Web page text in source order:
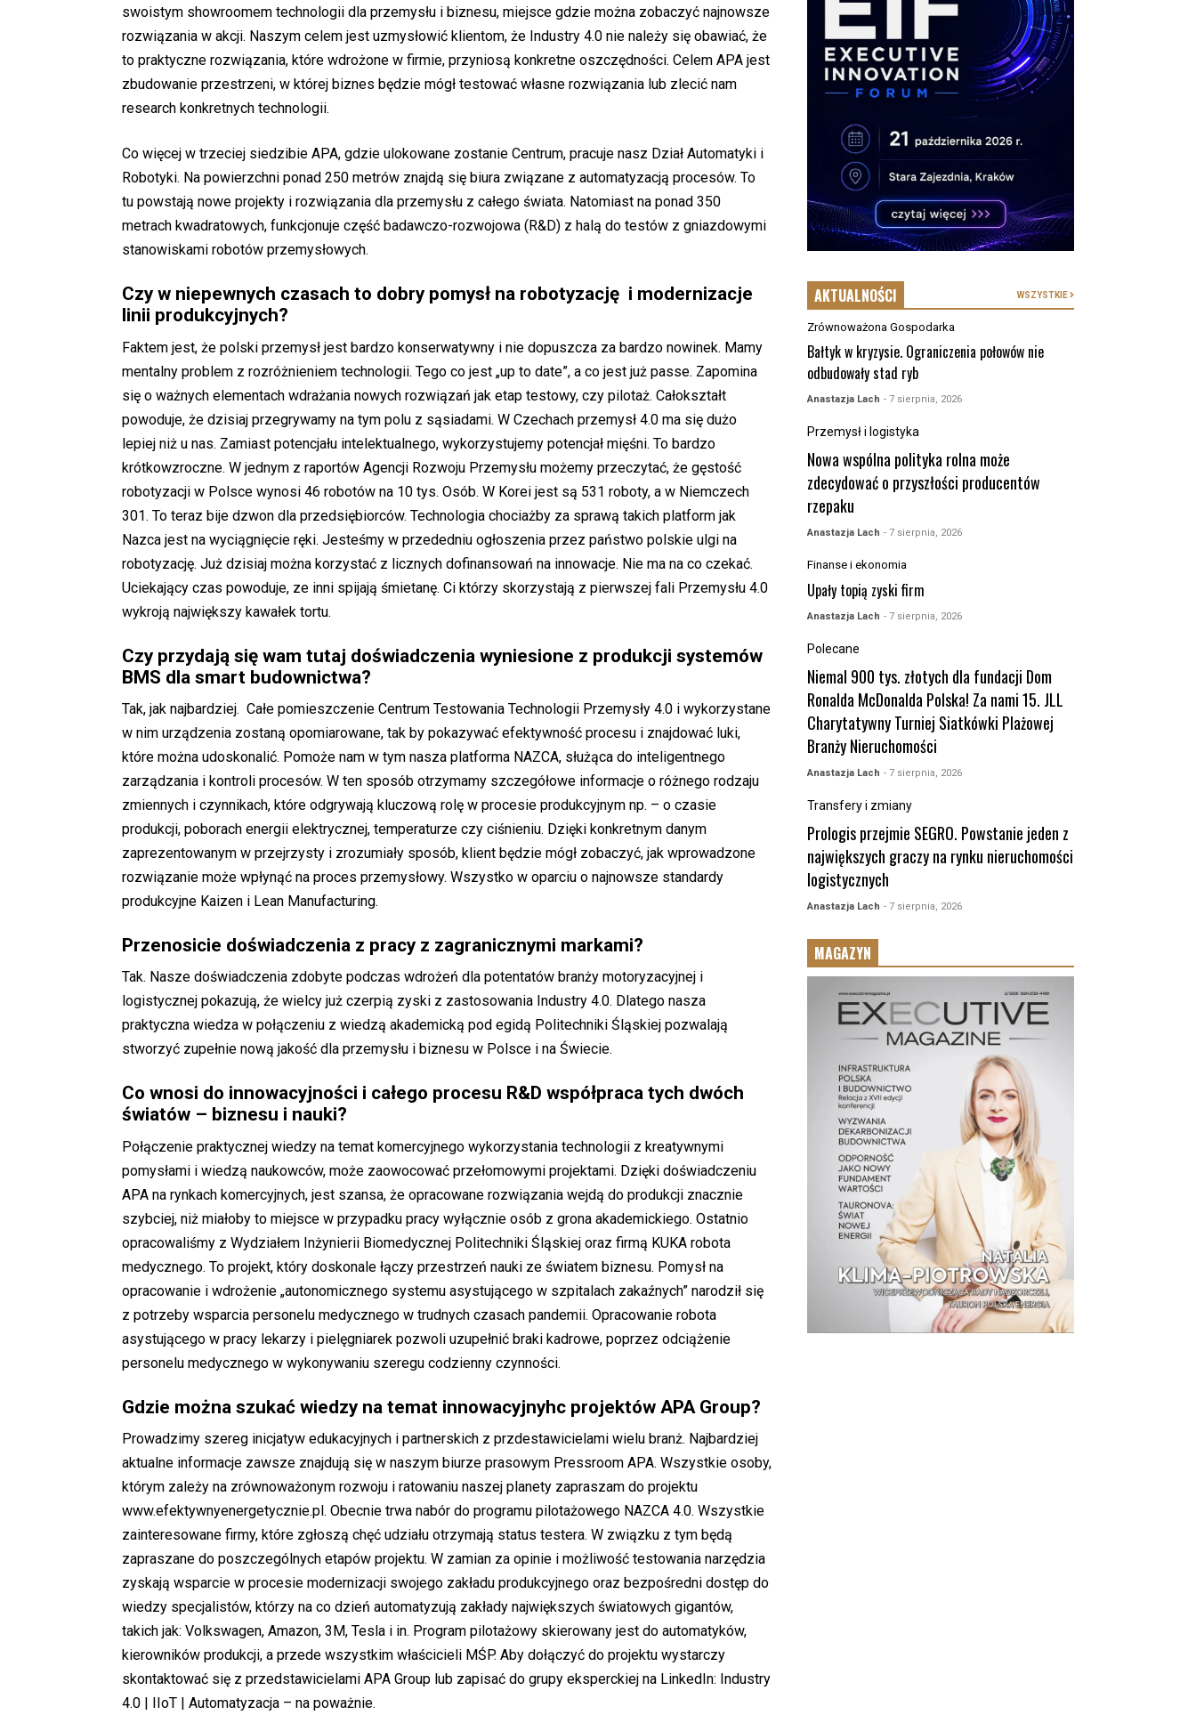
swoistym showroomem technologii dla przemysłu i biznesu, miejsce gdzie można zobaczyć najnowsze
rozwiązania w akcji. Naszym celem jest uzmysłowić klientom, że Industry 4.0 nie należy się obawiać, że
to praktyczne rozwiązania, które wdrożone w firmie, przyniosą konkretne oszczędności. Celem APA jest
zbudowanie przestrzeni, w której biznes będzie mógł testować własne rozwiązania lub zlecić nam
research konkretnych technologii.
Co więcej w trzeciej siedzibie APA, gdzie ulokowane zostanie Centrum, pracuje nasz Dział Automatyki i
Robotyki. Na powierzchni ponad 250 metrów znajdą się biura związane z automatyzacją procesów. To
tu powstają nowe projekty i rozwiązania dla przemysłu z całego świata. Natomiast na ponad 350
metrach kwadratowych, funkcjonuje część badawczo-rozwojowa (R&D) z halą do testów z gniazdowymi
stanowiskami robotów przemysłowych.
Czy w niepewnych czasach to dobry pomysł na robotyzację i modernizacje
linii produkcyjnych?
Faktem jest, że polski przemysł jest bardzo konserwatywny i nie dopuszcza za bardzo nowinek. Mamy
mentalny problem z rozróżnieniem technologii. Tego co jest „up to date”, a co jest już passe. Zapomina
się o ważnych elementach wdrażania nowych rozwiązań jak etap testowy, czy pilotaż. Całokształt
powoduje, że dzisiaj przegrywamy na tym polu z sąsiadami. W Czechach przemysł 4.0 ma się dużo
lepiej niż u nas. Zamiast potencjału intelektualnego, wykorzystujemy potencjał mięśni. To bardzo
krótkowzroczne. W jednym z raportów Agencji Rozwoju Przemysłu możemy przeczytać, że gęstość
robotyzacji w Polsce wynosi 46 robotów na 10 tys. Osób. W Korei jest są 531 roboty, a w Niemczech
301. To teraz bije dzwon dla przedsiębiorców. Technologia chociażby za sprawą takich platform jak
Nazca jest na wyciągnięcie ręki. Jesteśmy w przededniu ogłoszenia przez państwo polskie ulgi na
robotyzację. Już dzisiaj można korzystać z licznych dofinansowań na innowacje. Nie ma na co czekać.
Uciekający czas powoduje, ze inni spijają śmietanę. Ci którzy skorzystają z pierwszej fali Przemysłu 4.0
wykroją największy kawałek tortu.
Czy przydają się wam tutaj doświadczenia wyniesione z produkcji systemów
BMS dla smart budownictwa?
Tak, jak najbardziej. Całe pomieszczenie Centrum Testowania Technologii Przemysły 4.0 i wykorzystane
w nim urządzenia zostaną opomiarowane, tak by pokazywać efektywność procesu i znajdować luki,
które można udoskonalić. Pomoże nam w tym nasza platforma NAZCA, służąca do inteligentnego
zarządzania i kontroli procesów. W ten sposób otrzymamy szczegółowe informacje o różnego rodzaju
zmiennych i czynnikach, które odgrywają kluczową rolę w procesie produkcyjnym np. – o czasie
produkcji, poborach energii elektrycznej, temperaturze czy ciśnieniu. Dzięki konkretnym danym
zaprezentowanym w przejrzysty i zrozumiały sposób, klient będzie mógł zobaczyć, jak wprowadzone
rozwiązanie może wpłynąć na proces przemysłowy. Wszystko w oparciu o najnowsze standardy
produkcyjne Kaizen i Lean Manufacturing.
Przenosicie doświadczenia z pracy z zagranicznymi markami?
Tak. Nasze doświadczenia zdobyte podczas wdrożeń dla potentatów branży motoryzacyjnej i
logistycznej pokazują, że wielcy już czerpią zyski z zastosowania Industry 4.0. Dlatego nasza
praktyczna wiedza w połączeniu z wiedzą akademicką pod egidą Politechniki Śląskiej pozwalają
stworzyć zupełnie nową jakość dla przemysłu i biznesu w Polsce i na Świecie.
Co wnosi do innowacyjności i całego procesu R&D współpraca tych dwóch
światów – biznesu i nauki?
Połączenie praktycznej wiedzy na temat komercyjnego wykorzystania technologii z kreatywnymi
pomysłami i wiedzą naukowców, może zaowocować przełomowymi projektami. Dzięki doświadczeniu
APA na rynkach komercyjnych, jest szansa, że opracowane rozwiązania wejdą do produkcji znacznie
szybciej, niż miałoby to miejsce w przypadku pracy wyłącznie osób z grona akademickiego. Ostatnio
opracowaliśmy z Wydziałem Inżynierii Biomedycznej Politechniki Śląskiej oraz firmą KUKA robota
medycznego. To projekt, który doskonale łączy przestrzeń nauki ze światem biznesu. Pomysł na
opracowanie i wdrożenie „autonomicznego systemu asystującego w szpitalach zakaźnych” narodził się
z potrzeby wsparcia personelu medycznego w trudnych czasach pandemii. Opracowanie robota
asystującego w pracy lekarzy i pielęgniarek pozwoli uzupełnić braki kadrowe, poprzez odciążenie
personelu medycznego w wykonywaniu szeregu codzienny czynności.
Gdzie można szukać wiedzy na temat innowacyjnyhc projektów APA Group?
Prowadzimy szereg inicjatyw edukacyjnych i partnerskich z przdestawicielami wielu branż. Najbardziej
aktualne informacje zawsze znajdują się w naszym biurze prasowym Pressroom APA. Wszystkie osoby,
którym zależy na zrównoważonym rozwoju i ratowaniu naszej planety zapraszam do projektu
www.efektywnyenergetycznie.pl . Obecnie trwa nabór do programu pilotażowego NAZCA 4.0. Wszystkie
zainteresowane firmy, które zgłoszą chęć udziału otrzymają status testera. W związku z tym będą
zapraszane do poszczególnych etapów projektu. W zamian za opinie i możliwość testowania narzędzia
zyskają wsparcie w procesie modernizacji swojego zakładu produkcyjnego oraz bezpośredni dostęp do
wiedzy specjalistów, którzy na co dzień automatyzują zakłady największych światowych gigantów,
takich jak: Volkswagen, Amazon, 3M, Tesla i in. Program pilotażowy skierowany jest do automatyków,
kierowników produkcji, a przede wszystkim właścicieli MŚP. Aby dołączyć do projektu wystarczy
skontaktować się z przedstawicielami APA Group lub zapisać do grupy eksperckiej na LinkedIn: Industry
4.0 | IIoT | Automatyzacja – na poważnie.
AKTUALNOŚCI WSZYSTKIE
Zrównoważona Gospodarka
Bałtyk w kryzysie. Ograniczenia połowów nie
odbudowały stad ryb
Anastazja Lach - 7 sierpnia, 2026
Przemysł i logistyka
Nowa wspólna polityka rolna może
zdecydować o przyszłości producentów
rzepaku
Anastazja Lach - 7 sierpnia, 2026
Finanse i ekonomia
Upały topią zyski firm
Anastazja Lach - 7 sierpnia, 2026
Polecane
Niemal 900 tys. złotych dla fundacji Dom
Ronalda McDonalda Polska! Za nami 15. JLL
Charytatywny Turniej Siatkówki Plażowej
Branży Nieruchomości
Anastazja Lach - 7 sierpnia, 2026
Transfery i zmiany
Prologis przejmie SEGRO. Powstanie jeden z
największych graczy na rynku nieruchomości
logistycznych
Anastazja Lach - 7 sierpnia, 2026
MAGAZYN